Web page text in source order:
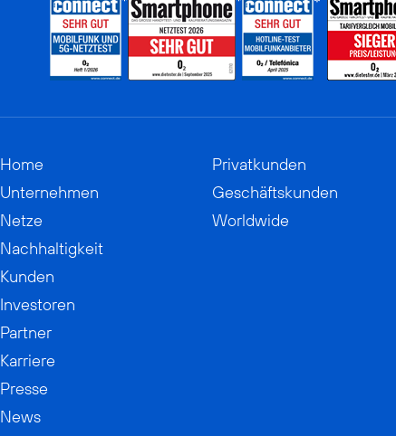
Home
Unternehmen
Netze
Nachhaltigkeit
Kunden
Investoren
Partner
Karriere
Presse
News
Privatkunden
Geschäftskunden
Worldwide